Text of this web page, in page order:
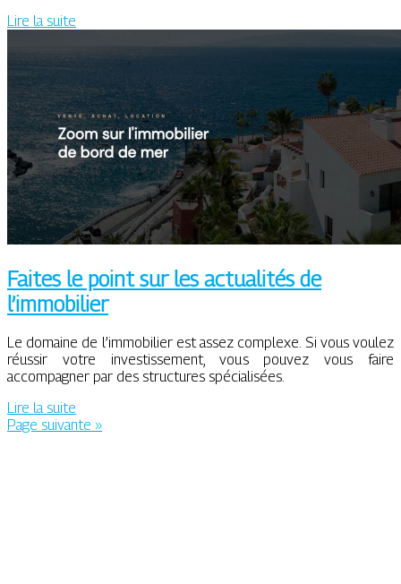
Lire la suite
Faites le point sur les actualités de
l’immobilier
Le domaine de l’immobilier est assez complexe. Si vous voulez
réussir votre investissement, vous pouvez vous faire
accompagner par des structures spécialisées.
Lire la suite
Page suivante »